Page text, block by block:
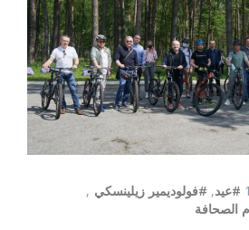
#عيد, #فولوديمير زيلينسكي ,
الصحافة